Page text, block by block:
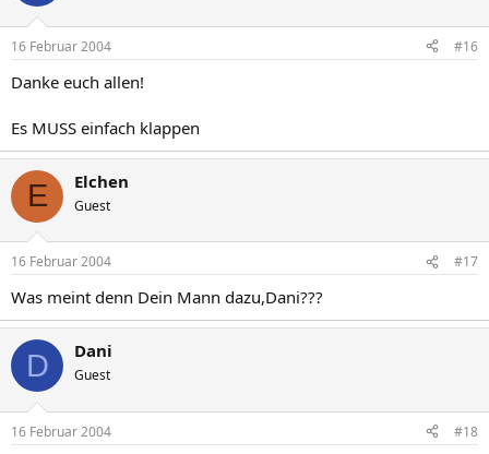
16 Februar 2004 #16
Danke euch allen!
Es MUSS einfach klappen
E Elchen
Guest
16 Februar 2004 #17
Was meint denn Dein Mann dazu,Dani???
D Dani
Guest
16 Februar 2004 #18